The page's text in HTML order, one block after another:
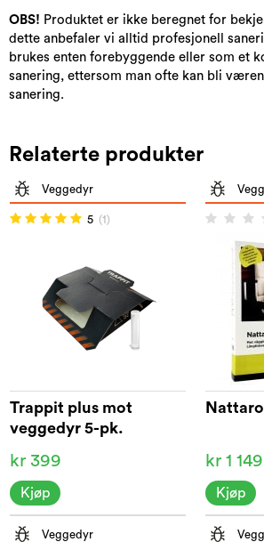
OBS! Produktet er ikke beregnet for
dette anbefaler vi alltid profesjonell
brukes enten forebyggende eller som et
sanering, ettersom man ofte kan bli
sanering.
Relaterte produkter
Veggedyr
5 (1)
Trappit plus mot
veggedyr 5-pk.
kr 399
Kjøp
kr 1 149
Kjøp
Veggedyr